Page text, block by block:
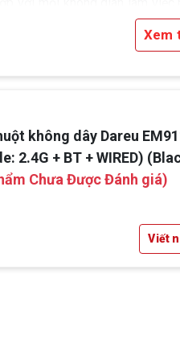
thoải mái trong thời gian
mỏi tay
Xem
không dây Dareu
2.4G + BT + WIRED)
Chưa Được Đánh giá)
Viết